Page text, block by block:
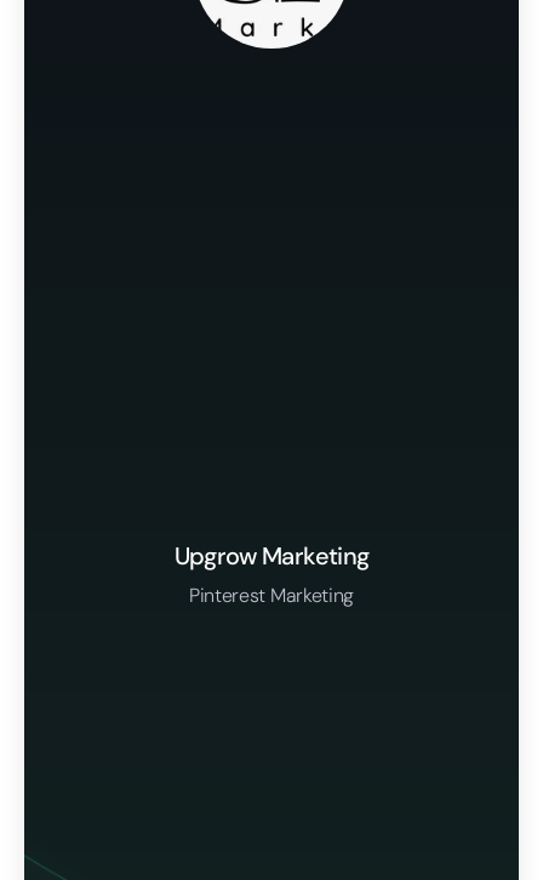
Upgrow Marketing
Pinterest Marketing